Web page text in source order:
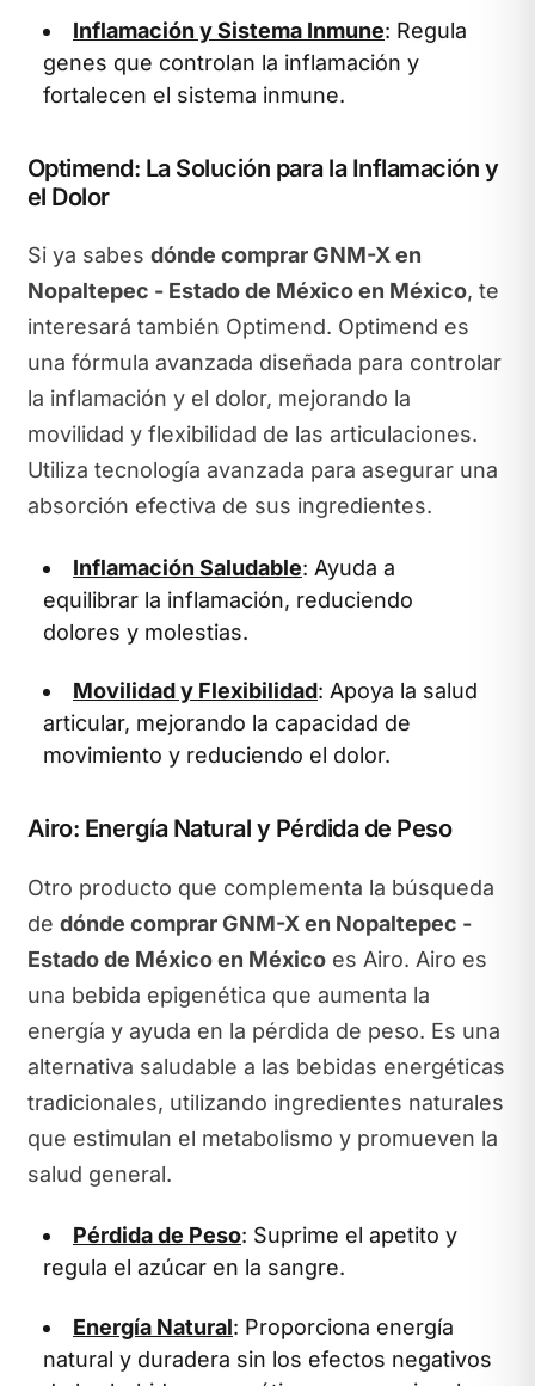
Inflamación y Sistema Inmune: Regula
genes que controlan la inflamación y
fortalecen el sistema inmune.
Optimend: La Solución para la Inflamación y
el Dolor
Si ya sabes dónde comprar GNM-X en
Nopaltepec - Estado de México en México, te
interesará también Optimend. Optimend es
una fórmula avanzada diseñada para controlar
la inflamación y el dolor, mejorando la
movilidad y flexibilidad de las articulaciones.
Utiliza tecnología avanzada para asegurar una
absorción efectiva de sus ingredientes.
Inflamación Saludable: Ayuda a
equilibrar la inflamación, reduciendo
dolores y molestias.
Movilidad y Flexibilidad: Apoya la salud
articular, mejorando la capacidad de
movimiento y reduciendo el dolor.
Airo: Energía Natural y Pérdida de Peso
Otro producto que complementa la búsqueda
de dónde comprar GNM-X en Nopaltepec -
Estado de México en Méxicoes Airo. Airo es
una bebida epigenética que aumenta la
energía y ayuda en la pérdida de peso. Es una
alternativa saludable a las bebidas energéticas
tradicionales, utilizando ingredientes naturales
que estimulan el metabolismo y promueven la
salud general.
Pérdida de Peso: Suprime el apetito y
regula el azúcar en la sangre.
Energía Natural: Proporciona energía
natural y duradera sin los efectos negativos